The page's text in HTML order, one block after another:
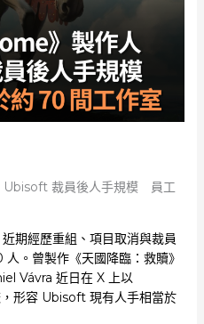
Ubisoft 裁員後人手規模 員工
期經歷重組、項目取消與裁員
。曾製作《天國降臨：救贖》
Vávra 近日在 X 上以
形容 Ubisoft 現有人手相當於